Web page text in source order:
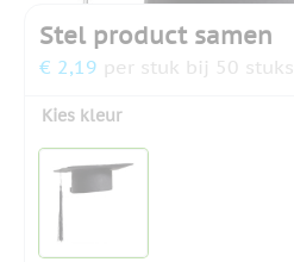
Stel product samen
€ 2,19 per stuk bij 50 stuks
Kies kleur